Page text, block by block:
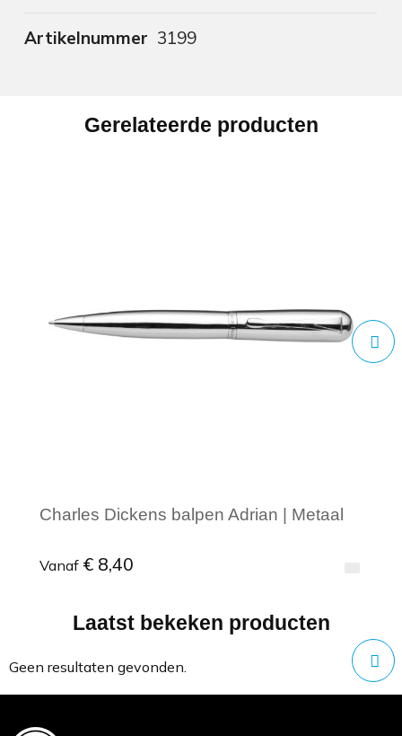
Artikelnummer 3199
Gerelateerde producten
Charles Dickens balpen Adrian | Metaal
Vanaf € 8,40
Minimale afname: 1
Laatst bekeken producten
Geen resultaten gevonden.